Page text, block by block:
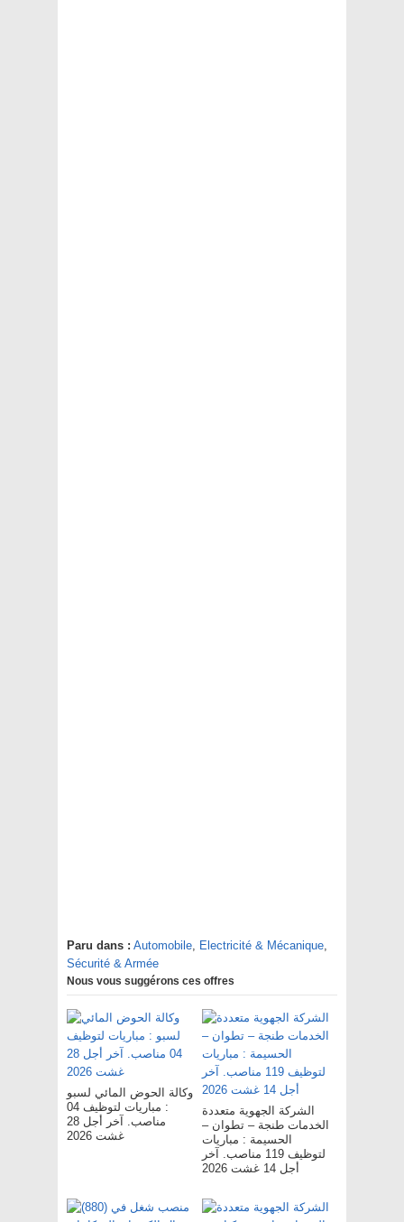
Paru dans : Automobile, Electricité & Mécanique,
Sécurité & Armée
Nous vous suggérons ces offres
وكالة الحوض المائي لسبو
: مباريات لتوظيف 04
مناصب. آخر أجل 28
غشت 2026
الشركة الجهوية متعددة
الخدمات طنجة – تطوان –
الحسيمة : مباريات
لتوظيف 119 مناصب. آخر
أجل 14 غشت 2026